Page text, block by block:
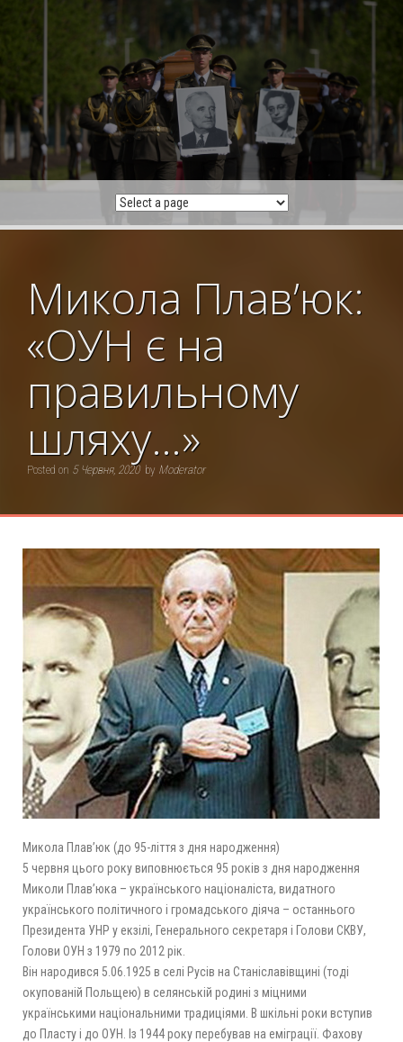
Микола Плав’юк:
«ОУН є на
правильному
шляху…»
Posted on 5 Червня, 2020 by Moderator
Микола Плав’юк (до 95-ліття з дня народження)
5 червня цього року виповнюється 95 років з дня народження
Миколи Плав’юка – українського націоналіста, видатного
українського політичного і громадського діяча – останнього
Президента УНР у екзілі, Генерального секретаря і Голови СКВУ,
Голови ОУН з 1979 по 2012 рік.
Він народився 5.06.1925 в селі Русів на Станіславівщині (тоді
окупованій Польщею) в селянській родині з міцними
українськими національними традиціями. В шкільні роки вступив
до Пласту і до ОУН. Із 1944 року перебував на еміграції. Фахову